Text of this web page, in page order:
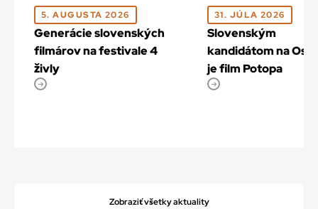
5. AUGUSTA 2026
Generácie slovenských
filmárov na festivale 4
živly
31. JÚLA 2026
Slovenským
kandidátom na
je film Potopa
Zobraziť všetky aktuality